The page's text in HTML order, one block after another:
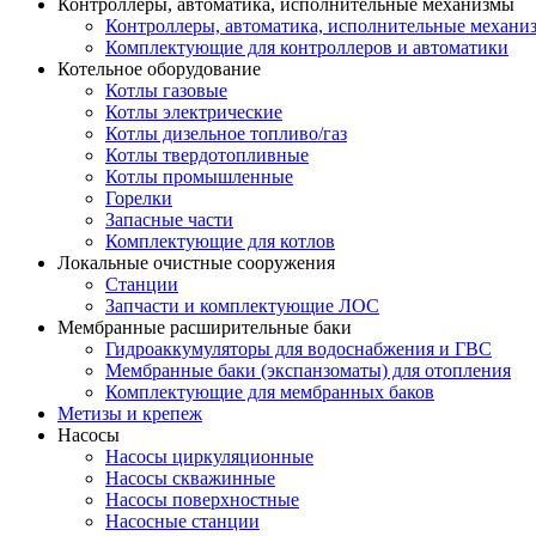
Контроллеры, автоматика, исполнительные механизмы
Контроллеры, автоматика, исполнительные
Комплектующие для контроллеров и автоматики
Котельное оборудование
Котлы газовые
Котлы электрические
Котлы дизельное топливо/газ
Котлы твердотопливные
Котлы промышленные
Горелки
Запасные части
Комплектующие для котлов
Локальные очистные сооружения
Станции
Запчасти и комплектующие ЛОС
Мембранные расширительные баки
Гидроаккумуляторы для водоснабжения и ГВС
Мембранные баки (экспанзоматы) для отопления
Комплектующие для мембранных баков
Метизы и крепеж
Насосы
Насосы циркуляционные
Насосы скважинные
Насосы поверхностные
Насосные станции